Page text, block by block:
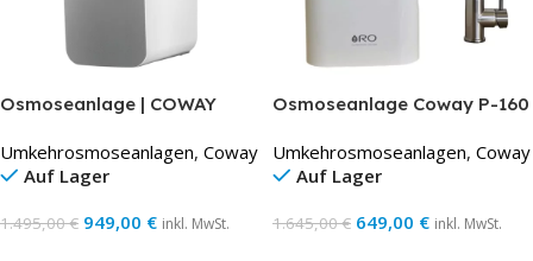
Osmoseanlage | COWAY
Umkehrosmoseanlagen, Coway
Auf Lager
1.495,00€ 949,00 € inkl. MwSt.
Osmoseanlage Coway P-160
Wegehahn
Umkehrosmoseanlagen, Coway
Auf Lager
1.645,00€ 649,00 € inkl. MwSt.